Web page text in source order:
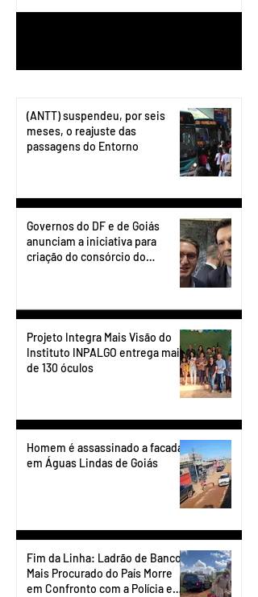
(ANTT) suspendeu, por seis
meses, o reajuste das
passagens do Entorno
Governos do DF e de Goiás
anunciam a iniciativa para
criação do consórcio do
Projeto Integra Mais Visão do
Instituto INPALGO entrega mais
de 130 óculos
Homem é assassinado a facadas
em Águas Lindas de Goiás
Fim da Linha: Ladrão de Banco
Mais Procurado do País Morre
em Confronto com a Polícia em